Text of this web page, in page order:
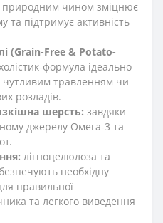
природним чином зміцнює
та підтримує активність
(Grain-Free & Potato-
формула ідеально
чутливим травленням чи
розладів.
шерсть: завдяки
джерелу Омега-3 та
лігноцелюлоза та
необхідну
правильної
та легкого виведення